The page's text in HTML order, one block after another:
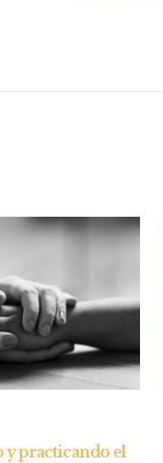
practicando el